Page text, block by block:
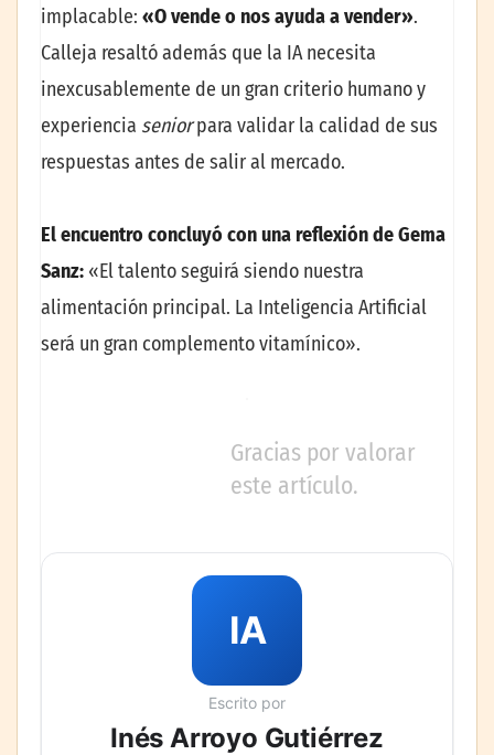
implacable: «O vende o nos ayuda a vender».
Calleja resaltó además que la IA necesita
inexcusablemente de un gran criterio humano y
experiencia seniorpara validar la calidad de sus
respuestas antes de salir al mercado.
El encuentro concluyó con una reflexión de Gema
Sanz: «El talento seguirá siendo nuestra
alimentación principal. La Inteligencia Artificial
será un gran complemento vitamínico».
Gracias por valorar
este artículo.
IA
Escrito por
Inés Arroyo Gutiérrez